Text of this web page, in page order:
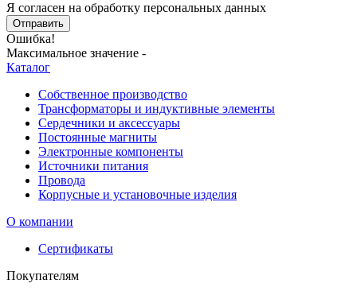
Я согласен на обработку персональных данных
Отправить
Ошибка!
Максимальное значение -
Каталог
Собственное производство
Трансформаторы и индуктивные элементы
Сердечники и аксессуары
Постоянные магниты
Электронные компоненты
Источники питания
Провода
Корпусные и установочные изделия
О компании
Сертификаты
Покупателям